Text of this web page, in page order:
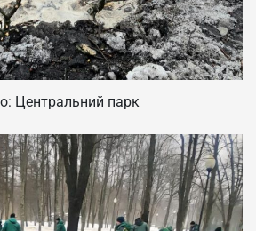
Центральний парк